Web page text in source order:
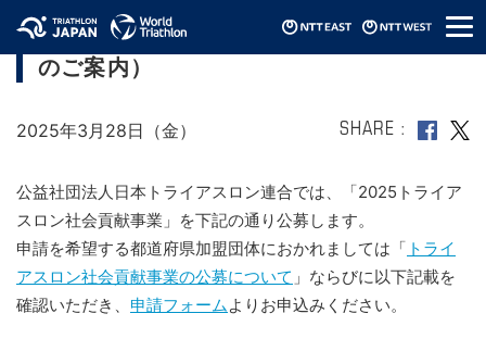
メ
ニ
2025トライアスロン社会貢献事業（公募
のご案内）
2025年3月28日（金） SHARE
公益社団法人日本トライアスロン連合では、「2025トライア
スロン社会貢献事業」を下記の通り公募します。
申請を希望する都道府県加盟団体におかれましては「 トライ
アスロン社会貢献事業の公募について 」ならびに以下記載を
確認いただき、 申請フォームよりお申込みください。